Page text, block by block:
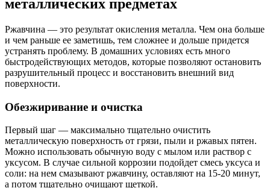
металлических предметах
Ржавчина — это результат окисления металла. Чем она больше
и чем раньше ее заметишь, тем сложнее и дольше придется
устранять проблему. В домашних условиях есть много
быстродействующих методов, которые позволяют остановить
разрушительный процесс и восстановить внешний вид
поверхности.
Обезжиривание и очистка
Первый шаг — максимально тщательно очистить
металлическую поверхность от грязи, пыли и ржавых пятен.
Можно использовать обычную воду с мылом или раствор с
уксусом. В случае сильной коррозии подойдет смесь уксуса и
соли: на нем смазывают ржавчину, оставляют на 15-20 минут,
а потом тщательно очищают щеткой.